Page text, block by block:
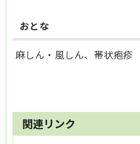
おとな
麻しん・風しん、帯状疱疹
関連リンク